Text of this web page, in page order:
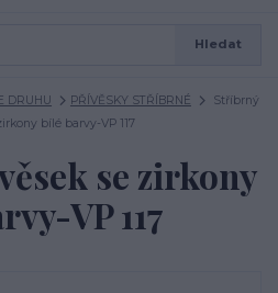
Hledat
DRUHU PŘÍVĚSKY STŘÍBRNÉ
Stříbrný
bílé barvy-VP 117
se zirkony
VP 117